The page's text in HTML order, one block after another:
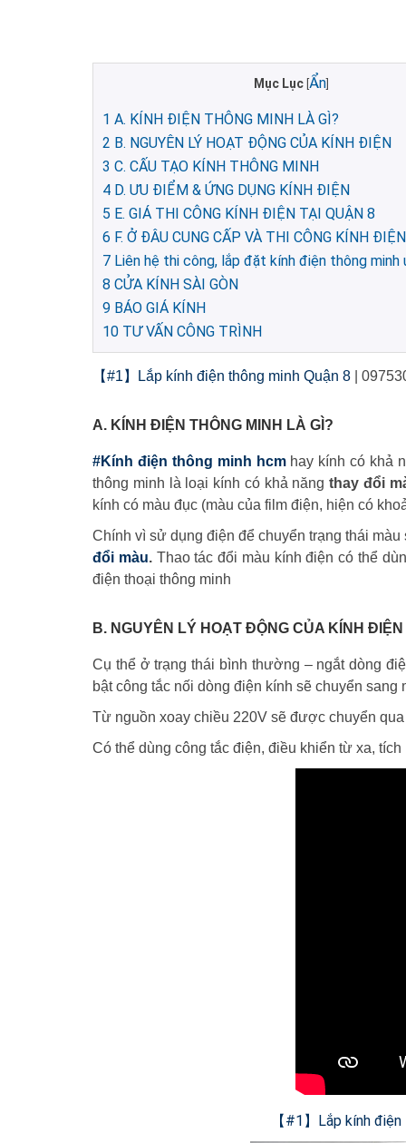
Mục Lục Ẩn]
1 A. KÍNH ĐIỆN THÔNG MINH LÀ GÌ?
2 B. NGUYÊN LÝ HOẠT ĐỘNG CỦA KÍNH ĐIỆN
3 C. CẤU TẠO KÍNH THÔNG MINH
4 D. ƯU ĐIỂM & ỨNG DỤNG KÍNH ĐIỆN
5 E. GIÁ THI CÔNG KÍNH ĐIỆN TẠI QUẬN 8
6 F. Ở ĐÂU CUNG CẤP VÀ THI CÔNG KÍNH ĐIỆN
7 Liên hệ thi công, lắp đặt kính điện thông minh
8 CỬA KÍNH SÀI GÒN
9 BÁO GIÁ KÍNH
10 TƯ VẤN CÔNG TRÌNH
【#1】Lắp kính điện thông minh Quận 8 |
A. KÍNH ĐIỆN THÔNG MINH LÀ GÌ?
#Kính điện thông minh hcmhay kính có khả
thông minh là loại kính có khả năngthay đổi
kính có màu đục (màu của film điện, hiện có
Chính vì sử dụng điện để chuyển trạng thái
đổi màu. Thao tác đổi màu kính điện có thể
điện thoại thông minh
B. NGUYÊN LÝ HOẠT ĐỘNG CỦA KÍNH ĐIỆN
Cụ thể ở trạng thái bình thường – ngắt dòng
bật công tắc nối dòng điện kính sẽ chuyển
Từ nguồn xoay chiều 220V sẽ được chuyển
Có thể dùng công tắc điện, điều khiển từ xa,
【#1】Lắp kính